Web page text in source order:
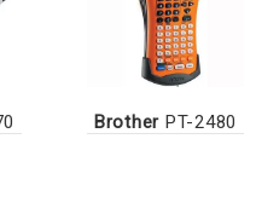
Brother PT-2480